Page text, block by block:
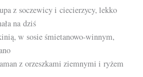
z soczewicy i ciecierzycy, lekko
na dziś
w sosie śmietanowo-winnym,
z orzeszkami ziemnymi i ryżem